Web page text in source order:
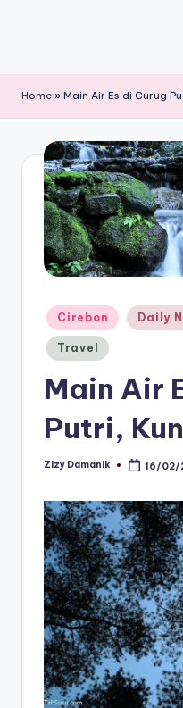
Home » Main Air Es di Curug
Posted
in
Cirebon Daily
Travel
Main Air
Putri,
Posted
Zizy Damanik 16/02/